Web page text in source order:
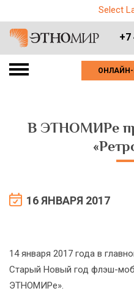
Select
+7
В ЭТНОМИРе
16 ЯНВАРЯ 2017
14 января 2017 года в
Старый Новый год флэш-
ЭТНОМИРе».